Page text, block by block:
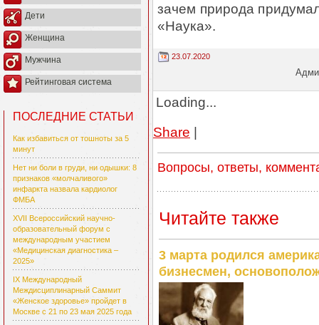
Дети
Женщина
Мужчина
Рейтинговая система
ПОСЛЕДНИЕ СТАТЬИ
Как избавиться от тошноты за 5
минут
Нет ни боли в груди, ни одышки: 8
признаков «молчаливого»
инфаркта назвала кардиолог
ФМБА
XVII Всероссийский научно-
образовательный форум с
международным участием
«Медицинская диагностика –
2025»
IX Международный
Междисциплинарный Саммит
«Женское здоровье» пройдет в
Москве с 21 по 23 мая 2025 года
зачем природа
«Наука».
23.07.2020
Loading...
Share |
Вопросы, ответы,
Читайте также
3 марта родился
бизнесмен,